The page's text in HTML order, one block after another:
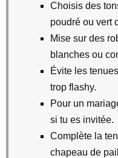
Choisis des
poudré ou vert
Mise sur des
blanches ou
Évite les
trop flashy.
Pour un
si tu es invitée.
Complète la
chapeau de